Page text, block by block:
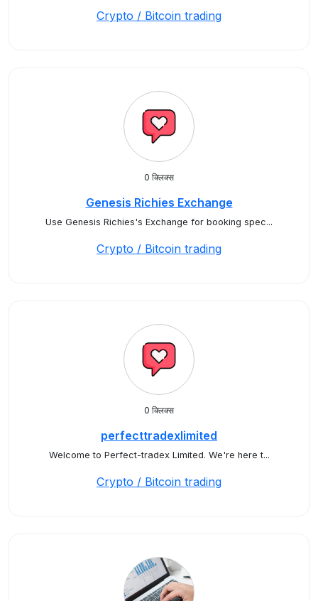
Crypto / Bitcoin trading
0 क्लिक्स
Genesis Richies Exchange
Use Genesis Richies's Exchange for booking spec...
Crypto / Bitcoin trading
0 क्लिक्स
perfecttradexlimited
Welcome to Perfect-tradex Limited. We're here t...
Crypto / Bitcoin trading